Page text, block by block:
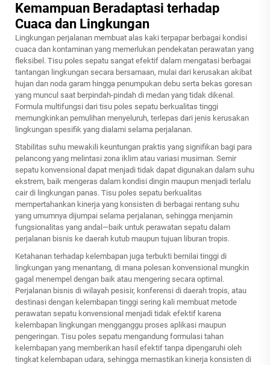
Kemampuan Beradaptasi terhadap
Cuaca dan Lingkungan
Lingkungan perjalanan membuat alas kaki terpapar berbagai kondisi
cuaca dan kontaminan yang memerlukan pendekatan perawatan yang
fleksibel. Tisu poles sepatu sangat efektif dalam mengatasi berbagai
tantangan lingkungan secara bersamaan, mulai dari kerusakan akibat
hujan dan noda garam hingga penumpukan debu serta bekas goresan
yang muncul saat berpindah-pindah di medan yang tidak dikenal.
Formula multifungsi dari tisu poles sepatu berkualitas tinggi
memungkinkan pemulihan menyeluruh, terlepas dari jenis kerusakan
lingkungan spesifik yang dialami selama perjalanan.
Stabilitas suhu mewakili keuntungan praktis yang signifikan bagi para
pelancong yang melintasi zona iklim atau variasi musiman. Semir
sepatu konvensional dapat menjadi tidak dapat digunakan dalam suhu
ekstrem, baik mengeras dalam kondisi dingin maupun menjadi terlalu
cair di lingkungan panas. Tisu poles sepatu berkualitas
mempertahankan kinerja yang konsisten di berbagai rentang suhu
yang umumnya dijumpai selama perjalanan, sehingga menjamin
fungsionalitas yang andal—baik untuk perawatan sepatu dalam
perjalanan bisnis ke daerah kutub maupun tujuan liburan tropis.
Ketahanan terhadap kelembapan juga terbukti bernilai tinggi di
lingkungan yang menantang, di mana polesan konvensional mungkin
gagal menempel dengan baik atau mengering secara optimal.
Perjalanan bisnis di wilayah pesisir, konferensi di daerah tropis, atau
destinasi dengan kelembapan tinggi sering kali membuat metode
perawatan sepatu konvensional menjadi tidak efektif karena
kelembapan lingkungan mengganggu proses aplikasi maupun
pengeringan. Tisu poles sepatu mengandung formulasi tahan
kelembapan yang memberikan hasil efektif tanpa dipengaruhi oleh
tingkat kelembapan udara, sehingga memastikan kinerja konsisten di